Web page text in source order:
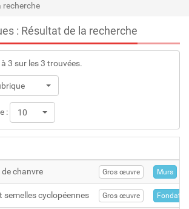
recherche
: Résultat de la recherche
3 sur les 3 trouvées.
: 10
chanvre Gros œuvre Murs
semelles cyclopéennes Gros œuvre